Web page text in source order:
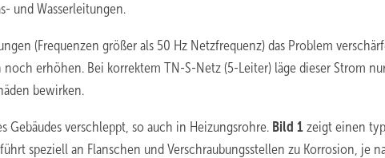
und Wasserleitungen.
(Frequenzen größer als 50 Hz Netzfrequenz) das Problem
erhöhen. Bei korrektem TN-S-Netz (5-Leiter) läge dieser Strom
bewirken.
Gebäudes verschleppt, so auch in Heizungsrohre. Bild 1zeigt einen
speziell an Flanschen und Verschraubungsstellen zu Korrosion, je